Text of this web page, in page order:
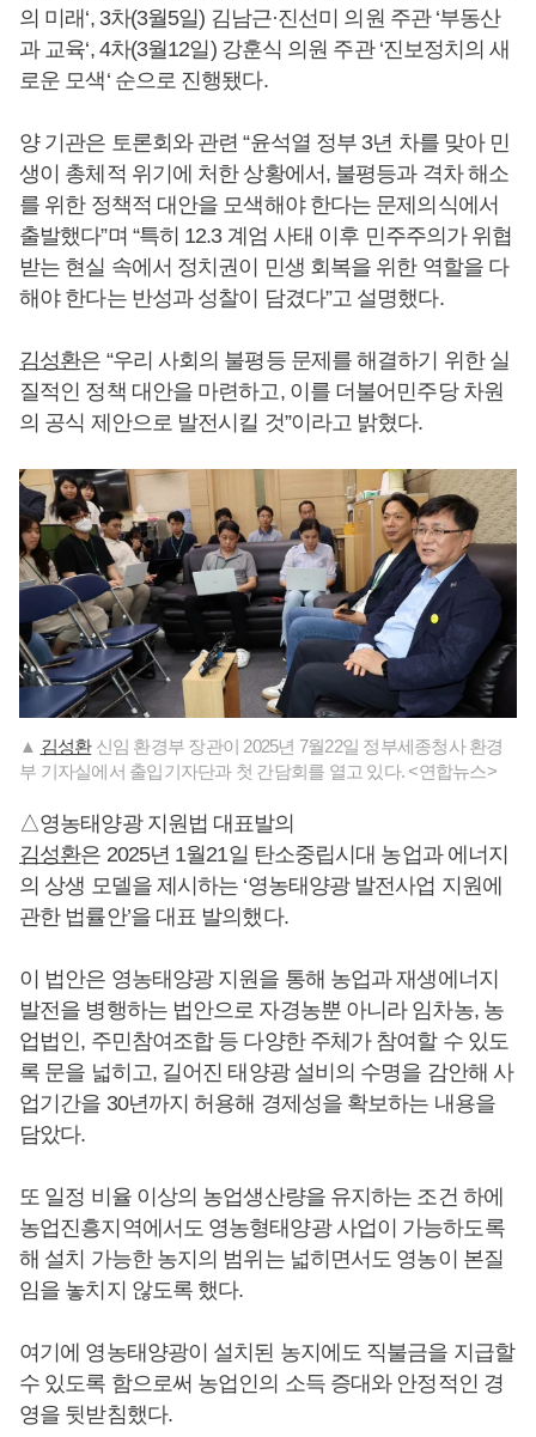
의 미래‘, 3차(3월5일) 김남근·진선미 의원 주관 ‘부동산
과 교육‘, 4차(3월12일) 강훈식 의원 주관 ‘진보정치의 새
로운 모색‘ 순으로 진행됐다.
양 기관은 토론회와 관련 “윤석열 정부 3년 차를 맞아 민
생이 총체적 위기에 처한 상황에서, 불평등과 격차 해소
를 위한 정책적 대안을 모색해야 한다는 문제의식에서
출발했다”며 “특히 12.3 계엄 사태 이후 민주주의가 위협
받는 현실 속에서 정치권이 민생 회복을 위한 역할을 다
해야 한다는 반성과 성찰이 담겼다”고 설명했다.
김성환은 “우리 사회의 불평등 문제를 해결하기 위한 실
질적인 정책 대안을 마련하고, 이를 더불어민주당 차원
의 공식 제안으로 발전시킬 것”이라고 밝혔다.
▲ 김성환신임 환경부 장관이 2025년 7월22일 정부세종청사 환경
부 기자실에서 출입기자단과 첫 간담회를 열고 있다. <연합뉴스>
△영농태양광 지원법 대표발의
김성환은 2025년 1월21일 탄소중립시대 농업과 에너지
의 상생 모델을 제시하는 ‘영농태양광 발전사업 지원에
관한 법률안’을 대표 발의했다.
이 법안은 영농태양광 지원을 통해 농업과 재생에너지
발전을 병행하는 법안으로 자경농뿐 아니라 임차농, 농
업법인, 주민참여조합 등 다양한 주체가 참여할 수 있도
록 문을 넓히고, 길어진 태양광 설비의 수명을 감안해 사
업기간을 30년까지 허용해 경제성을 확보하는 내용을
담았다.
또 일정 비율 이상의 농업생산량을 유지하는 조건 하에
농업진흥지역에서도 영농형태양광 사업이 가능하도록
해 설치 가능한 농지의 범위는 넓히면서도 영농이 본질
임을 놓치지 않도록 했다.
여기에 영농태양광이 설치된 농지에도 직불금을 지급할
수 있도록 함으로써 농업인의 소득 증대와 안정적인 경
영을 뒷받침했다.